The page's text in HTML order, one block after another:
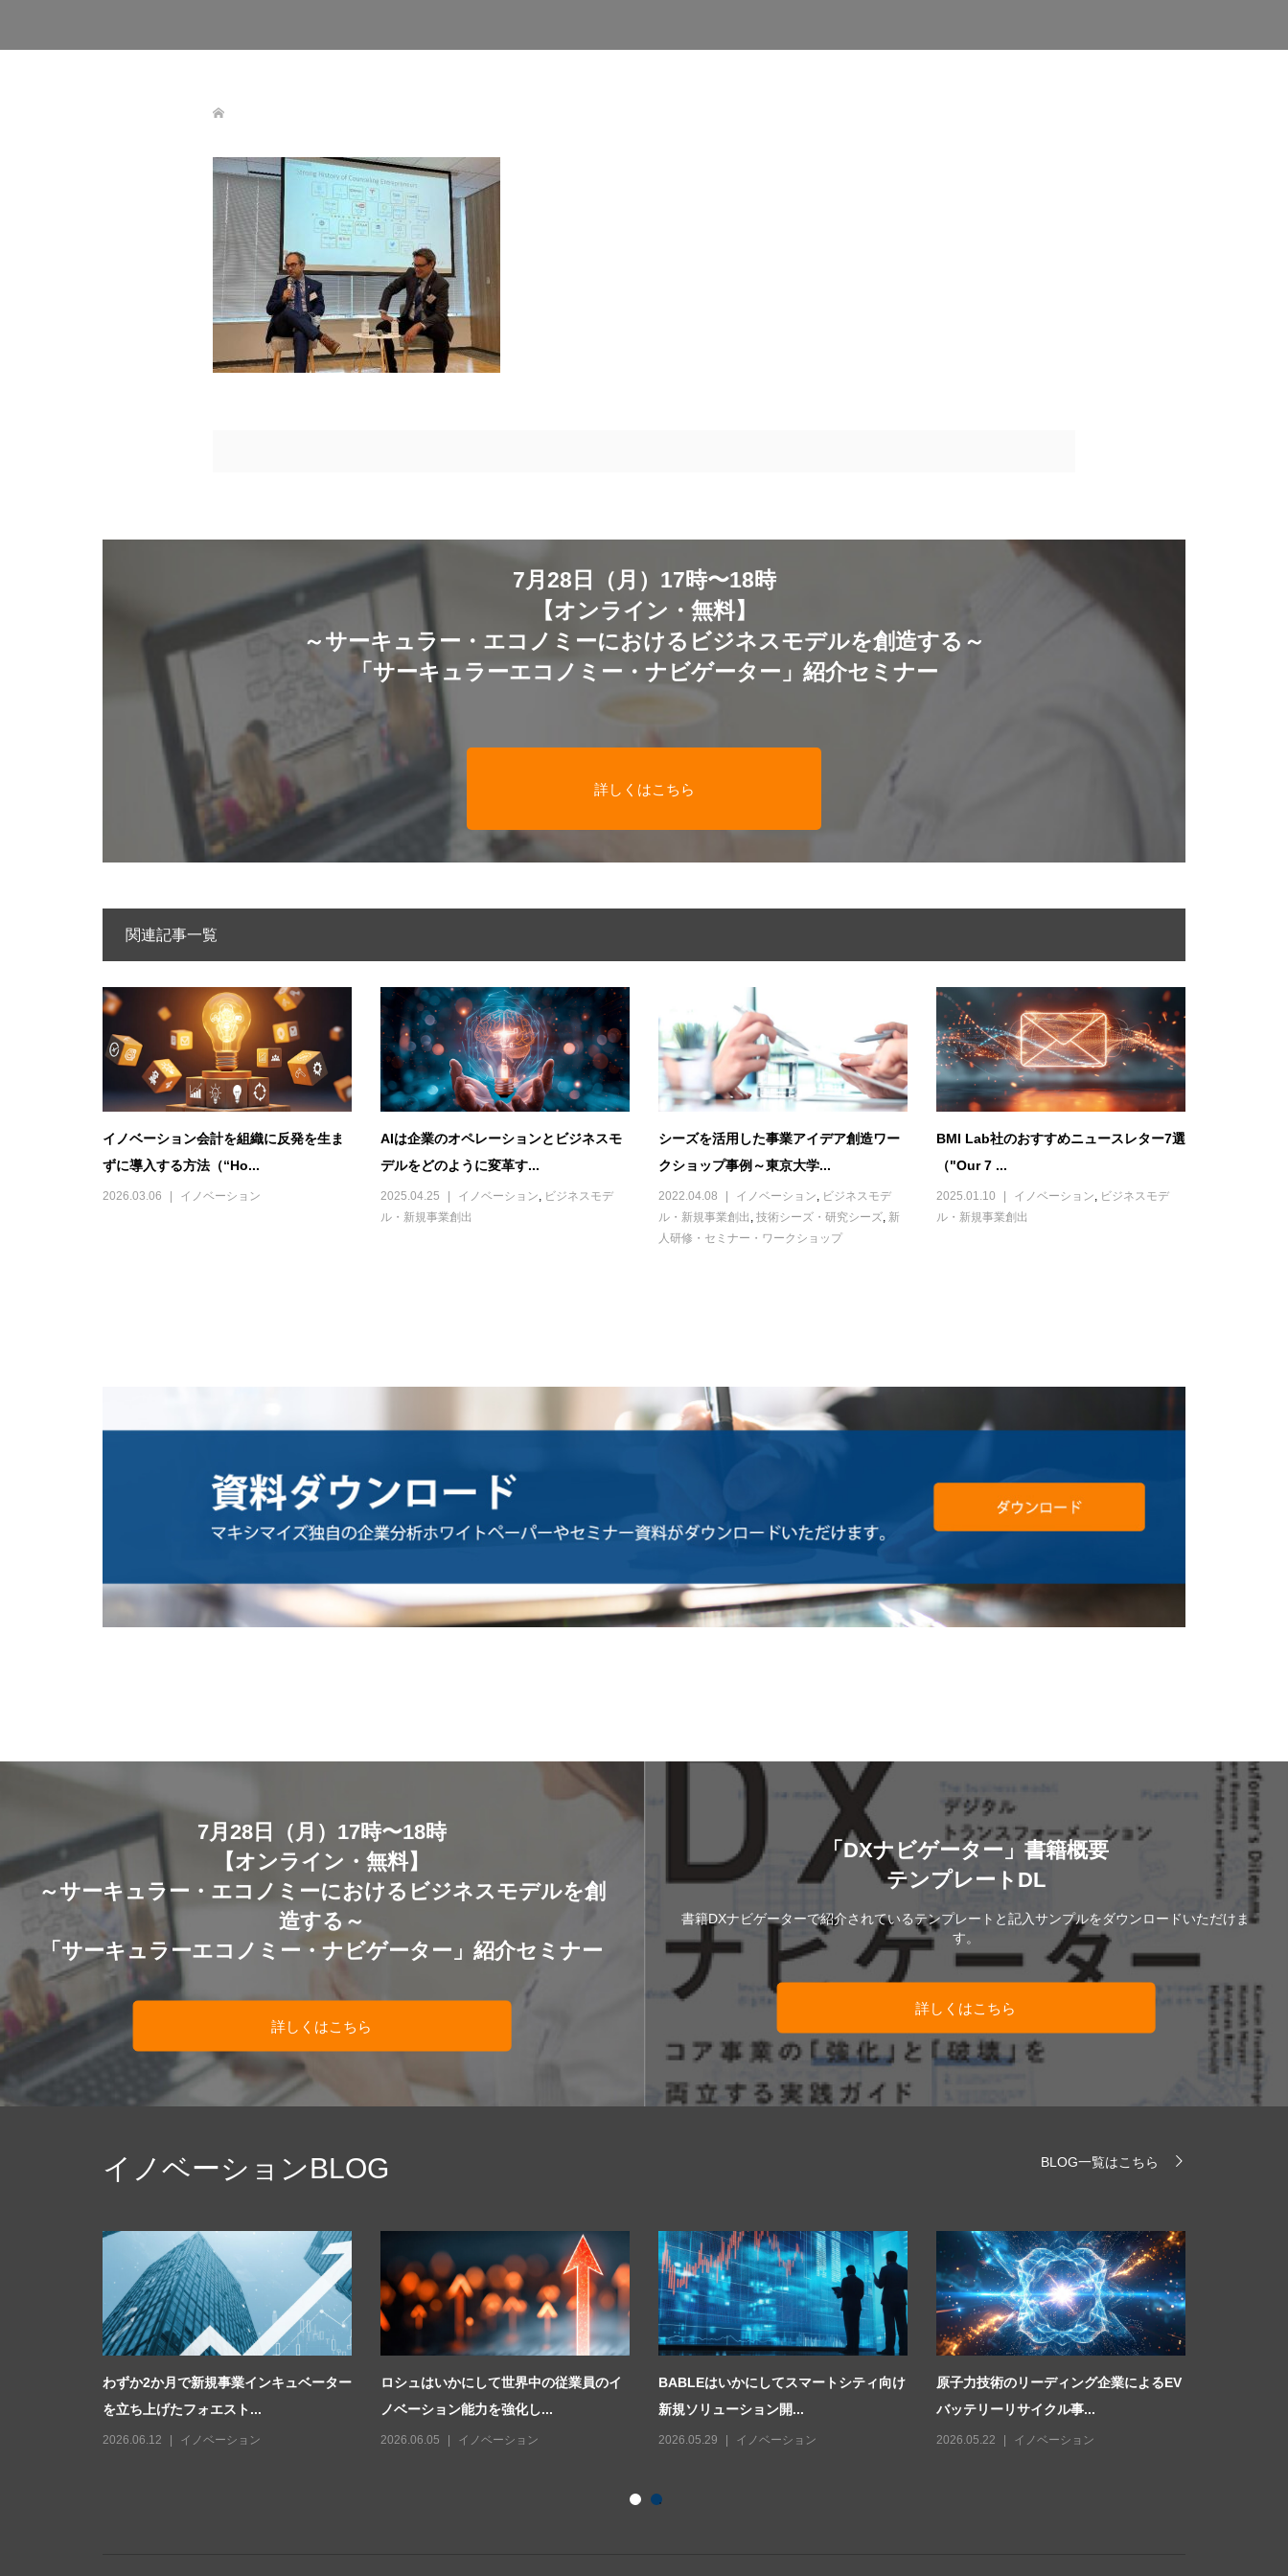
7月28日（月）17時〜18時
【オンライン・無料】
～サーキュラー・エコノミーにおけるビジネスモデルを創造する～
「サーキュラーエコノミー・ナビゲーター」紹介セミナー
詳しくはこちら
関連記事一覧
イノベーション会計を組織に反発を生ま
ずに導入する方法（“Ho...
2026.03.06 イノベーション
AIは企業のオペレーションとビジネスモ
デルをどのように変革す...
2025.04.25 イノベーション
ビジネスモデ
ル・新規事業創出
シーズを活用した事業アイデア創造ワー
クショップ事例～東京大学...
2022.04.08 イノベーション
ビジネスモデ
ル・新規事業創出 技術シーズ・研究シーズ 新
人研修・セミナー・ワークショップ
BMI Lab社のおすすめニュースレター7選
（"Our 7 ...
2025.01.10 イノベーション
ビジネスモデ
ル・新規事業創出
7月28日（月）17時〜18時
【オンライン・無料】
～サーキュラー・エコノミーにおけるビジネスモデルを創
造する～
「サーキュラーエコノミー・ナビゲーター」紹介セミナー
詳しくはこちら
「DXナビゲーター」書籍概要
テンプレートDL
書籍DXナビゲーターで紹介されているテンプレートと記入サンプルをダウンロードいただけま
す。
詳しくはこちら
イノベーションBLOG BLOG一覧はこちら
わずか2か月で新規事業インキュベーター
を立ち上げたフォエスト...
2026.06.12 イノベーション
ロシュはいかにして世界中の従業員のイ
ノベーション能力を強化し...
2026.06.05 イノベーション
BABLEはいかにしてスマートシティ向け
新規ソリューション開...
2026.05.29 イノベーション
原子力技術のリーディング企業によるEV
バッテリーリサイクル事...
2026.05.22 イノベーション